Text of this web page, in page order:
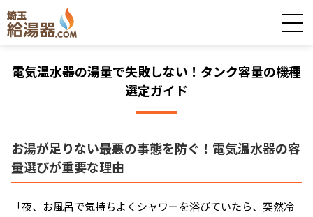
電気温水器の湯量で失敗しない！タンク容量の機種
選定ガイド
お湯が足りない最悪の事態を防ぐ！電気温水器の容
量選びが重要な理由
「夜、お風呂で気持ちよくシャワーを浴びていたら、突然冷